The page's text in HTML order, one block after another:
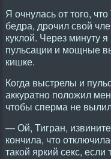
Я очнулась от того,
бедра, дрочил свой
куклой. Через минуту
пульсации и мощные
кишке.
Когда выстрелы и
аккуратно положил
чтобы сперма не
— Ой, Тигран,
кончила, что
такой яркий секс,